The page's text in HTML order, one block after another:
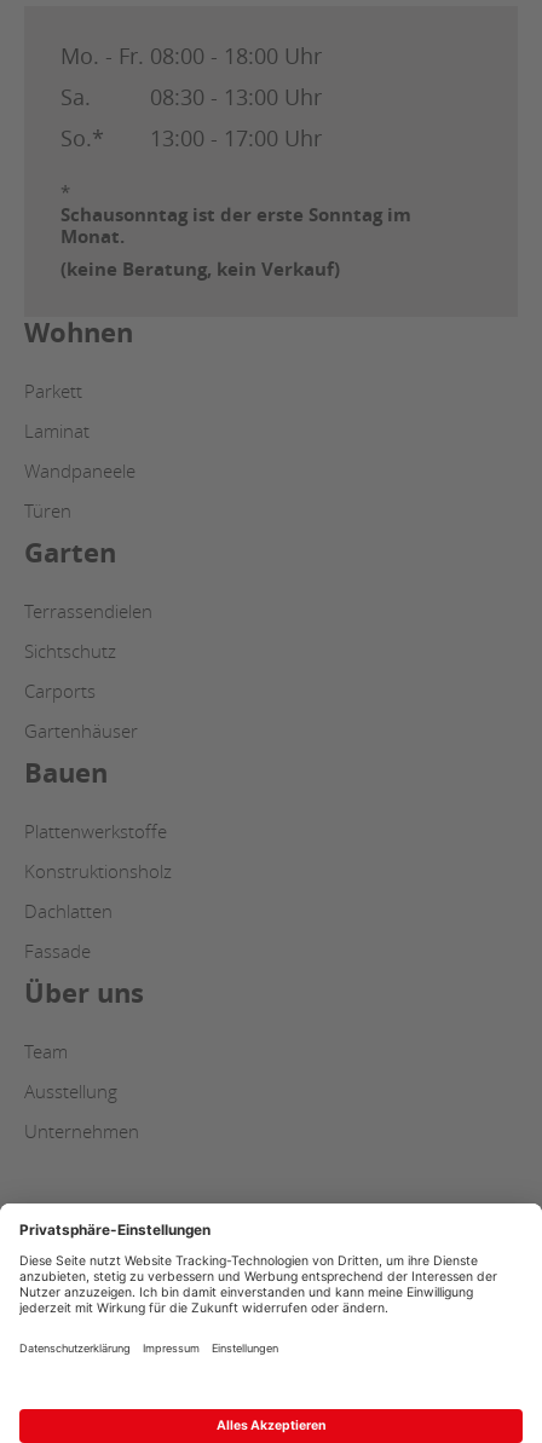
Mo. - Fr. 08:00 - 18:00 Uhr
Sa.
08:30 - 13:00 Uhr
So.*
13:00 - 17:00 Uhr
*
Schausonntag ist der erste Sonntag im
Monat.
(keine Beratung, kein Verkauf)
Wohnen
Parkett
Laminat
Wandpaneele
Türen
Garten
Terrassendielen
Sichtschutz
Carports
Gartenhäuser
Bauen
Plattenwerkstoffe
Konstruktionsholz
Dachlatten
Fassade
Über uns
Team
Ausstellung
Unternehmen
AGB
Datenschutz